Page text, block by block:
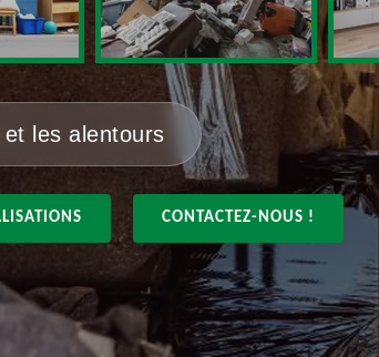
les alentours
CONTACTEZ-NOUS !